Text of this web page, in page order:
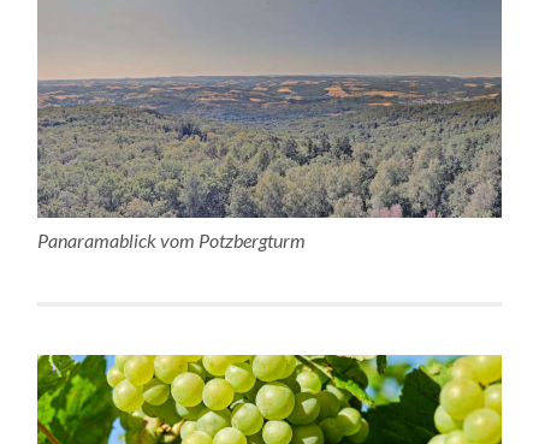
Panaramablick vom Potzbergturm